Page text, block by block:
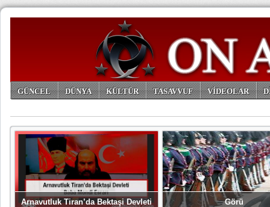
GÜNCEL DÜNYA KÜLTÜR TASAVVUF VİDEOLAR
Arnavutluk Tiran’da Bektaşi Devleti
Görü